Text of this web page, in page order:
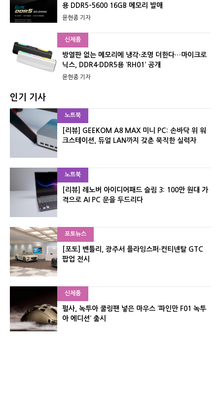
용 DDR5-5600 16GB 메모리 발매
윤현종 기자
신제품
방열판 없는 메모리에 냉각·조명 더한다…마이크로
닉스, DDR4·DDR5용 ‘RH01’ 공개
윤현종 기자
인기 기사
노트북
[리뷰] GEEKOM A8 MAX 미니 PC: 손바닥 위 워
크스테이션, 듀얼 LAN까지 갖춘 묵직한 실력자
노트북
[리뷰] 레노버 아이디어패드 슬림 3: 100만 원대 가
격으로 AI PC 문을 두드리다
포토뉴스
[포토] 벤틀리, 광주서 플라잉스퍼·컨티넨탈 GTC
팝업 전시
신제품
펄사, 녹투아 쿨링팬 넣은 마우스 ‘파인만 F01 녹투
아 에디션’ 출시